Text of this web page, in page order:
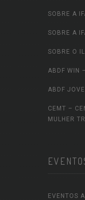
SOBRE A
SOBRE A
SOBRE O
ABDF WIN
ABDF
CEMT –
MULHER
EVENTOS